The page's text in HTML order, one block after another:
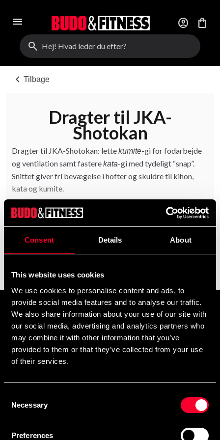
Consent Details About
This website uses cookies
We use cookies to personalise content and ads, to
provide social media features and to analyse our traffic.
We also share information about your use of our site with
our social media, advertising and analytics partners who
may combine it with other information that you’ve
provided to them or that they’ve collected from your use
of their services.
Selection
Necessary
Preferences
menu account_circle
shopping_bag
search
chevron_left Tilbage
Dragter til JKA-
Shotokan
Dragter til JKA-Shotokan: lettekumite-gi for fodarbejde
og ventilation samt fasterekata-gi med tydeligt “snap”.
Snittet giver fri bevægelse i hofter og skuldre til kihon,
kata og kumite.
Vælg vægt efter behov — let til daglig træning, medium
som allround og tung til kata/opvisning. Vores
Budo-
farve.
Læs mere add
Filter
Tilmeld dig vores nyhedsbrev
Udfyld din e-mailadresse, så modtager du nyheder og tilbud
direkte i din postkasse.
Ved at tilmelde dig vores nyhedsbrev accepterer du vores
privatlivspolitik